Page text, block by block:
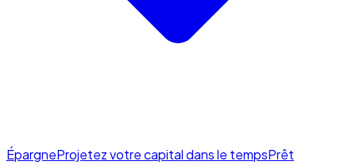
ÉpargneProjetez votre capital dans le tempsPrêt